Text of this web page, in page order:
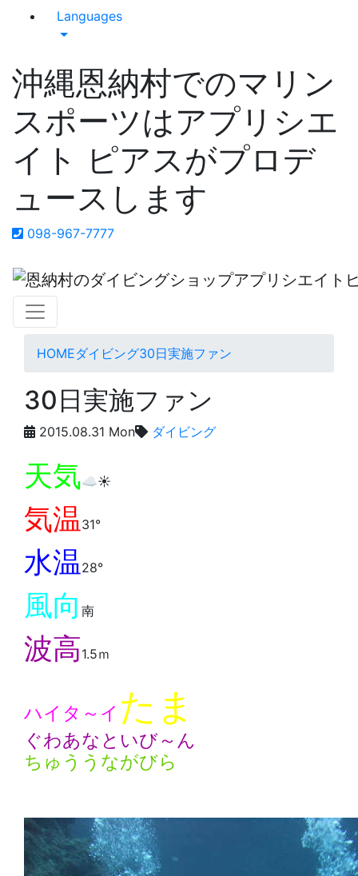
Languages
沖縄恩納村でのマリン
スポーツはアプリシエ
イト ピアスがプロデ
ュースします
098-967-7777
HOMEダイビング30日実施ファン
30日実施ファン
2015.08.31 Mon ダイビング
天気☁️☀️
気温 31°
水温 28°
風向 南
波高1.5ｍ
ハイタ～イ たま
ぐわあなといび～ん
ちゅううながびら